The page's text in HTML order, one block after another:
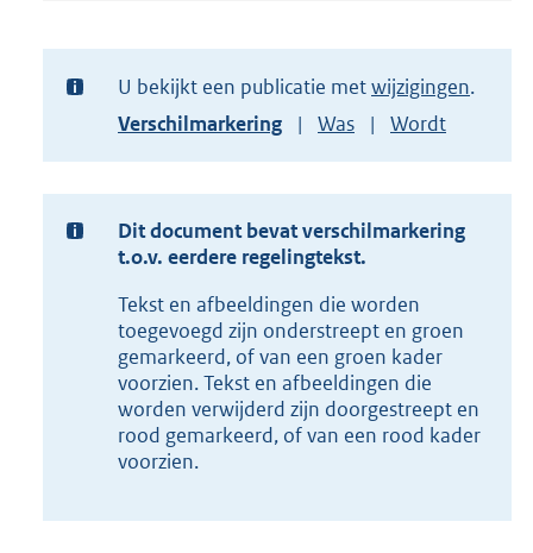
n
g
t
t
:
7
7
5
K
b
U bekijkt een publicatie metwijzigingen
Toon
versie
van
document
Verschilmarkering Was Wordt
Dit document bevat verschilmarkering
t.o.v. eerdere regelingtekst.
Tekst en afbeeldingen die worden
toegevoegd zijn onderstreept en groen
gemarkeerd, of van een groen kader
voorzien. Tekst en afbeeldingen die
worden verwijderd zijn doorgestreept en
rood gemarkeerd, of van een rood kader
voorzien.